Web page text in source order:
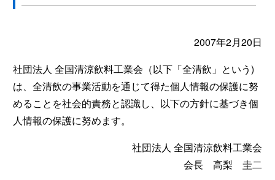
2007年2月20日
社団法人 全国清涼飲料工業会（以下「全清飲」という)
は、全清飲の事業活動を通じて得た個人情報の保護に努
めることを社会的責務と認識し、以下の方針に基づき個
人情報の保護に努めます。
社団法人 全国清涼飲料工業会
会長 高梨 圭二